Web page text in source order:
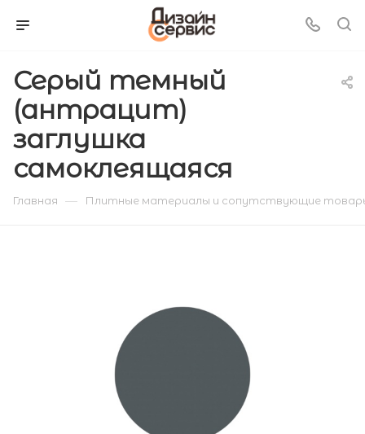
Серый темный
(антрацит)
заглушка
самоклеящаяся
Главная — Плитные материалы и сопутствующие